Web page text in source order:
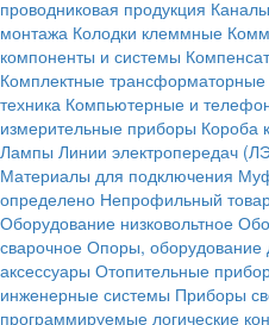
проводниковая продукция
монтажа Колодки клеммные
компоненты и системы
Комплектные трансформаторные
техника Компьютерные и
измерительные приборы Короба
Лампы Линии электропередач
Материалы для подключения
определено Непрофильный
Оборудование низковольтное
сварочное Опоры,
аксессуары Отопительные
инженерные системы Приборы
программируемые логические